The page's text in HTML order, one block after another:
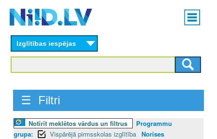
content
Main
menu
Izglītības iespējas
☰ Filtri
Notīrīt meklētos vārdus un filtrus
Programmu
grupa:
Vispārējā pirmsskolas izglītība Norises